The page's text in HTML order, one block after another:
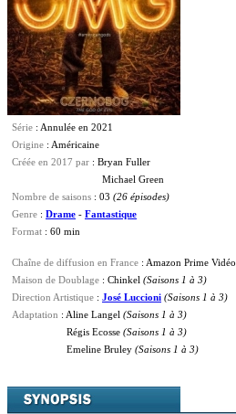
Série : Annulée en 2021
Origine : Américaine
Créée en 2017 par : Bryan Fuller
Michael Green
Nombre de saisons : 03 (26 épisodes)
Genre : Drame - Fantastique
Format : 60 min
Chaîne de diffusion en France : Amazon Prime Vidéo
Maison de Doublage : Chinkel (Saisons 1 à 3)
Direction Artistique : José Luccioni (Saisons 1 à 3)
Adaptation : Aline Langel (Saisons 1 à 3)
Régis Ecosse (Saisons 1 à 3)
Emeline Bruley (Saisons 1 à 3)